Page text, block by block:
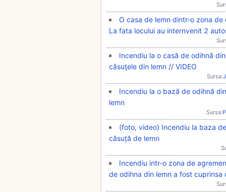
O casa de lemn dintr-o zona
La fata locului au internvenit 2
Incendiu la o casă de odihnă
căsuţele din lemn // VIDEO
Sursa:
Incendiu la o bază de odihnă
lemn
Sursa:
(foto, video) Incendiu la baza
căsuță de lemn
Incendiu intr-o zona de
de odihna din lemn a fost cuprinsa